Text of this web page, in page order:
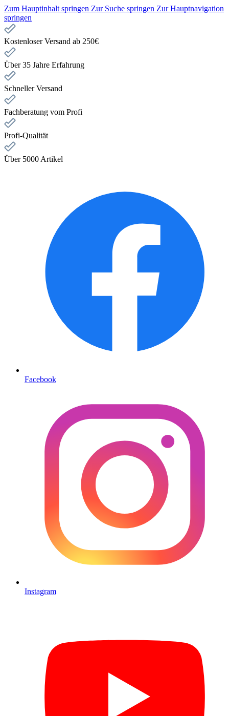
Zum Hauptinhalt springen Zur Suche springen Zur Hauptnavigation
springen
Kostenloser Versand ab 250€
Über 35 Jahre Erfahrung
Schneller Versand
Fachberatung vom Profi
Profi-Qualität
Über 5000 Artikel
Facebook
Instagram